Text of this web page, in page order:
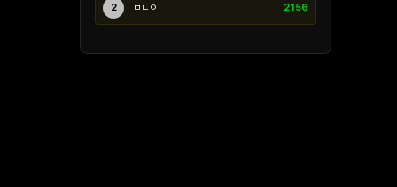
2 ㅁㄴㅇ 2156